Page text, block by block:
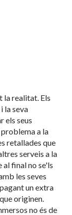
la realitat. Els
la seva
els seus
a la
retallades que
serveis a la
al final no se'ls
les seves
un extra
originen.
no és de